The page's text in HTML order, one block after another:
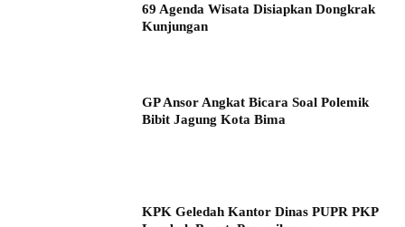
69 Agenda Wisata Disiapkan Dongkrak
Kunjungan
GP Ansor Angkat Bicara Soal Polemik
Bibit Jagung Kota Bima
KPK Geledah Kantor Dinas PUPR PKP